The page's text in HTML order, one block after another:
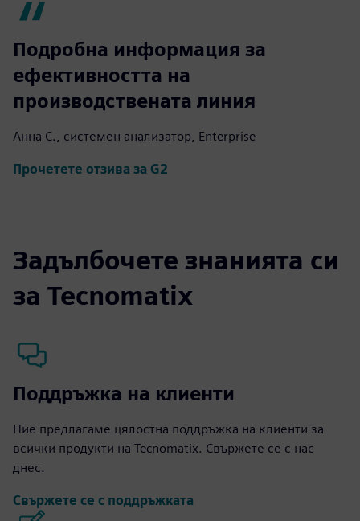
Подробна информация за
ефективността на
производствената линия
Анна С., системен анализатор, Enterprise
Прочетете отзива за G2
Задълбочете знанията си
за Tecnomatix
Поддръжка на клиенти
Ние предлагаме цялостна поддръжка на клиенти за
всички продукти на Tecnomatix. Свържете се с нас
днес.
Свържете се с поддръжката